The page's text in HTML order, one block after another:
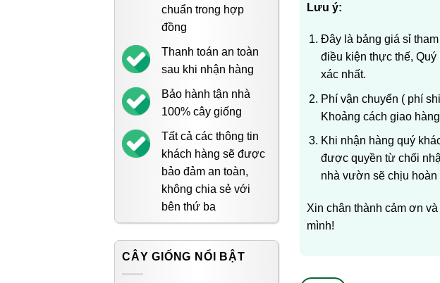
chuẩn trong hợp
đồng
Thanh toán an toàn
sau khi nhận hàng
Bảo hành tận nhà
100% cây giống
Tất cả các thông tin
khách hàng sẽ được
bảo đảm an toàn,
không chia sẻ với
bên thứ ba
CÂY GIỐNG NỔI BẬT
Lưu ý:
Đây là bảng giá sỉ
điều kiện thực thế,
xác nhất.
Phí vận chuyển ( phí
Khoảng cách giao
Khi nhận hàng quý
được quyền từ chối
nhà vườn sẽ chịu hoàn
Xin chân thành cảm ơn
mình!